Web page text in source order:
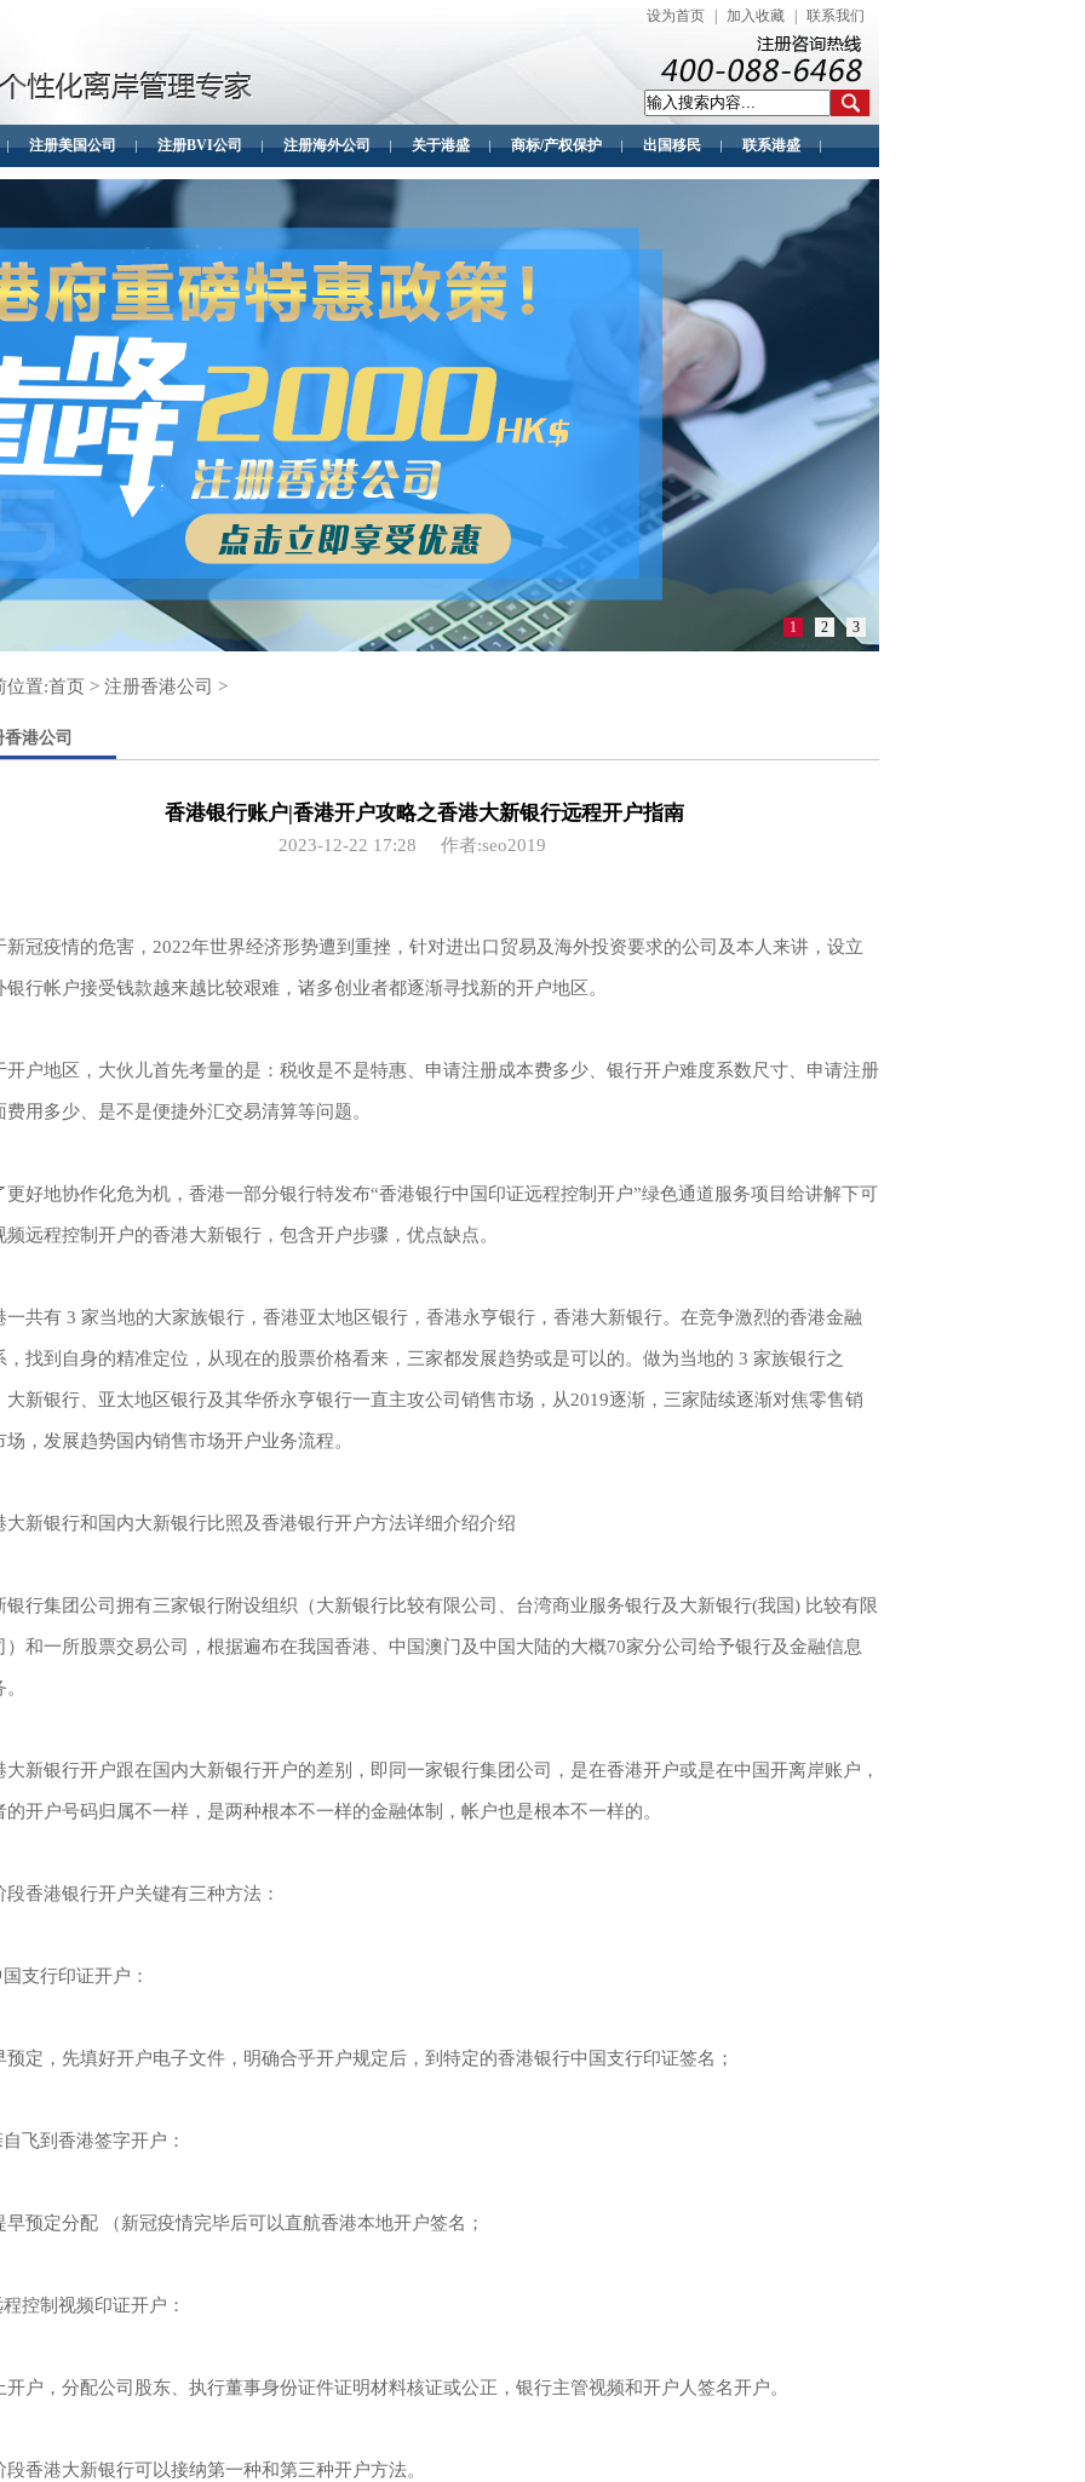
设为首页 加入收藏 联系我们
注册美国公司 注册BVI公司 注册海外公司 关于港盛 商标/产权保护 出国移民 联系港盛
1 2 3
位置:首页> 注册香港公司 >
香港公司
香港银行账户|香港开户攻略之香港大新银行远程开户指南
2023-12-22 17:28 作者:seo2019
新冠疫情的危害，2022年世界经济形势遭到重挫，针对进出口贸易及海外投资要求的公司及本人来讲，设立
银行帐户接受钱款越来越比较艰难，诸多创业者都逐渐寻找新的开户地区。
开户地区，大伙儿首先考量的是：税收是不是特惠、申请注册成本费多少、银行开户难度系数尺寸、申请注册
费用多少、是不是便捷外汇交易清算等问题。
更好地协作化危为机，香港一部分银行特发布“香港银行中国印证远程控制开户”绿色通道服务项目给讲解下可
频远程控制开户的香港大新银行，包含开户步骤，优点缺点。
一共有 3 家当地的大家族银行，香港亚太地区银行，香港永亨银行，香港大新银行。在竞争激烈的香港金融
，找到自身的精准定位，从现在的股票价格看来，三家都发展趋势或是可以的。做为当地的 3 家族银行之
大新银行、亚太地区银行及其华侨永亨银行一直主攻公司销售市场，从2019逐渐，三家陆续逐渐对焦零售销
场，发展趋势国内销售市场开户业务流程。
大新银行和国内大新银行比照及香港银行开户方法详细介绍介绍
银行集团公司拥有三家银行附设组织（大新银行比较有限公司、台湾商业服务银行及大新银行(我国) 比较有限
）和一所股票交易公司，根据遍布在我国香港、中国澳门及中国大陆的大概70家分公司给予银行及金融信息
大新银行开户跟在国内大新银行开户的差别，即同一家银行集团公司，是在香港开户或是在中国开离岸账户，
的开户号码归属不一样，是两种根本不一样的金融体制，帐户也是根本不一样的。
段香港银行开户关键有三种方法：
国支行印证开户：
预定，先填好开户电子文件，明确合乎开户规定后，到特定的香港银行中国支行印证签名；
自飞到香港签字开户：
早预定分配 （新冠疫情完毕后可以直航香港本地开户签名；
控制视频印证开户：
开户，分配公司股东、执行董事身份证件证明材料核证或公正，银行主管视频和开户人签名开户。
段香港大新银行可以接纳第一种和第三种开户方法。